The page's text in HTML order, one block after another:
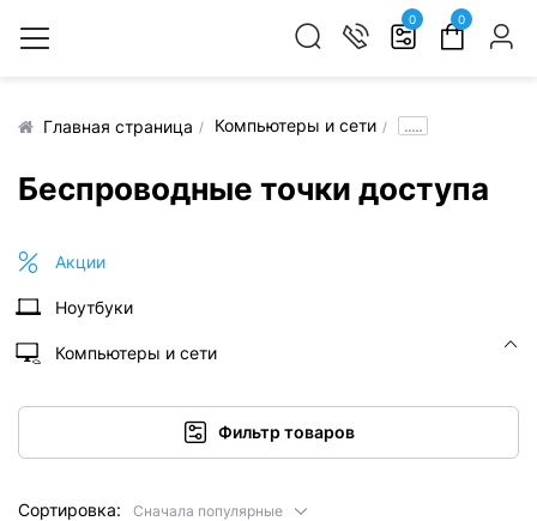
0 0
Главная страница Компьютеры и сети .....
Беспроводные точки доступа
Акции
Ноутбуки
Компьютеры и сети
Фильтр товаров
Сортировка: Сначала популярные